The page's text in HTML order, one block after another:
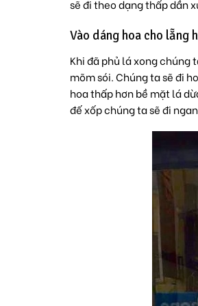
sẽ đi theo dạng thấp dần
Vào dáng hoa cho lẵng
Khi đã phủ lá xong chúng
mõm sói. Chúng ta sẽ đi
hoa thấp hơn bề mặt lá
đế xốp chúng ta sẽ đi